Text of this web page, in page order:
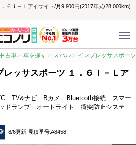
６ｉ－Ｌアイサイト/月9,900円(2017年式/28,000km)
古車 車を探す スバル インプレッサスポーツ
レッサスポーツ １．６ｉ－Ｌア
TV&ナビ Bカメ Bluetooth接続 スマー
ドランプ オートライト 衝突防止システ
8/6更新 見積番号:A8458